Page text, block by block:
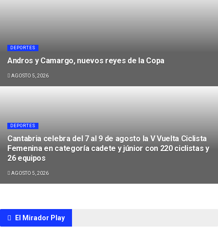
DEPORTES
Andros y Camargo, nuevos reyes de la Copa
AGOSTO 5, 2026
DEPORTES
Cantabria celebra del 7 al 9 de agosto la V Vuelta Ciclista
Femenina en categoría cadete y júnior con 220 ciclistas y
26 equipos
AGOSTO 5, 2026
El Mirador Play